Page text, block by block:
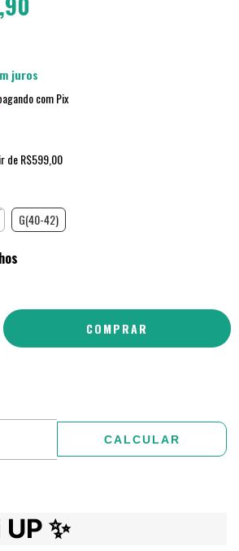
juros
com Pix
deR$599,00
G(40-42)
CALCULAR
✨